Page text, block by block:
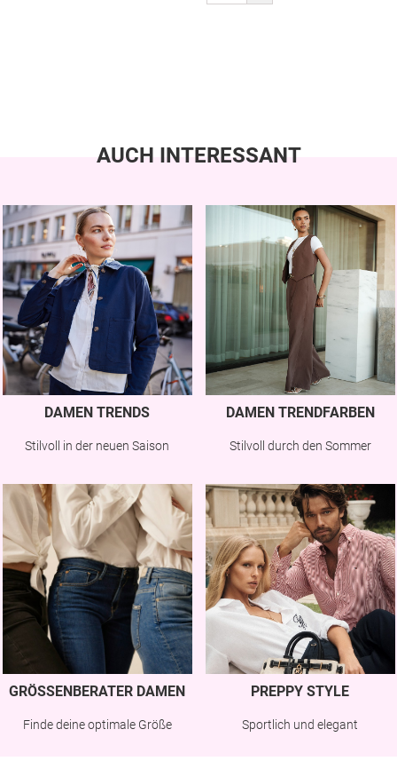
AUCH INTERESSANT
DAMEN TRENDS
Stilvoll in der neuen Saison
DAMEN TRENDFARBEN
Stilvoll durch den Sommer
GRÖSSENBERATER DAMEN
Finde deine optimale Größe
PREPPY STYLE
Sportlich und elegant